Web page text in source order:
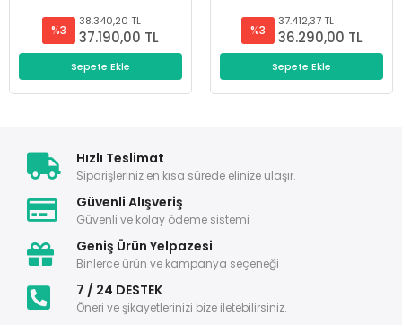
%3
38.340,20 TL
37.190,00 TL
Sepete Ekle
%3
37.412,37 TL
36.290,00 TL
Sepete Ekle
Hızlı Teslimat
Siparişleriniz en kısa sürede elinize ulaşır.
Güvenli Alışveriş
Güvenli ve kolay ödeme sistemi
Geniş Ürün Yelpazesi
Binlerce ürün ve kampanya seçeneği
7 / 24 DESTEK
Öneri ve şikayetlerinizi bize iletebilirsiniz.